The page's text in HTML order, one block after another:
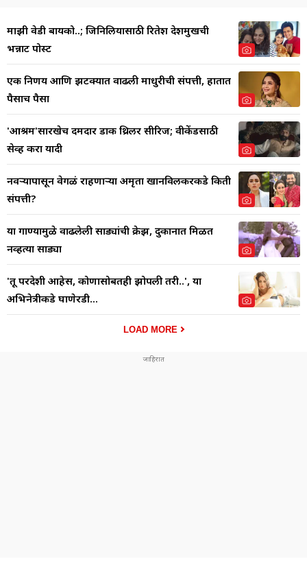
माझी वेडी बायको..; जिनिलियासाठी रितेश देशमुखची
भन्नाट पोस्ट
एक निर्णय आणि झटक्यात वाढली माधुरीची संपत्ती, हातात
पैसाच पैसा
'आश्रम'सारखेच दमदार डार्क थ्रिलर सीरिज; वीकेंडसाठी
सेव्ह करा यादी
नवऱ्यापासून वेगळं राहणाऱ्या अमृता खानविलकरकडे किती
संपत्ती?
या गाण्यामुळे वाढलेली साड्यांची क्रेझ, दुकानात मिळत
नव्हत्या साड्या
'तू परदेशी आहेस, कोणासोबतही झोपली तरी..', या
अभिनेत्रीकडे घाणेरडी...
LOAD MORE